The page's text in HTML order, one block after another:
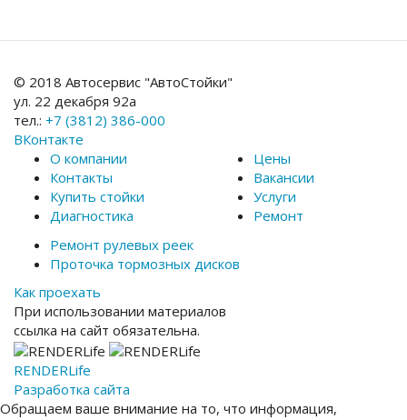
© 2018 Автосервис "АвтоСтойки"
ул. 22 декабря 92а
тел.: +7 (3812) 386-000
ВКонтакте
О компании
Контакты
Купить стойки
Диагностика
Цены
Вакансии
Услуги
Ремонт
Ремонт рулевых реек
Проточка тормозных дисков
Как проехать
При использовании материалов
ссылка на сайт обязательна.
RENDERLife
Разработка сайта
Обращаем ваше внимание на то, что информация,